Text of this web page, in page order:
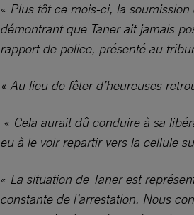
« Plus tôt ce mois-ci, la
démontrant que Taner ait jamais
rapport de police, présenté au
« Au lieu de fêter d’heureuses
« Cela aurait dû conduire à sa
eu à le voir repartir vers la cellule
« La situation de Taner est
constante de l’arrestation. Nous